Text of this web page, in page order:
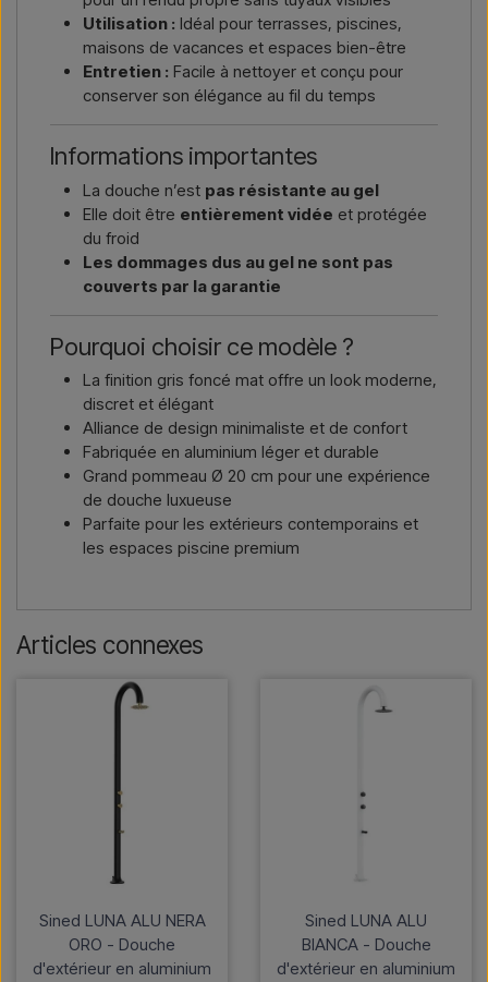
Utilisation : Idéal pour terrasses, piscines,
maisons de vacances et espaces bien-être
Entretien : Facile à nettoyer et conçu pour
conserver son élégance au fil du temps
Informations importantes
La douche n’est pas résistante au gel
Elle doit être entièrement vidée et protégée
du froid
Les dommages dus au gel ne sont pas
couverts par la garantie
Pourquoi choisir ce modèle ?
La finition gris foncé mat offre un look moderne,
discret et élégant
Alliance de design minimaliste et de confort
Fabriquée en aluminium léger et durable
Grand pommeau Ø 20 cm pour une expérience
de douche luxueuse
Parfaite pour les extérieurs contemporains et
les espaces piscine premium
Articles connexes
Sined LUNA ALU NERA
ORO - Douche
d'extérieur en aluminium
Sined LUNA ALU
BIANCA - Douche
d'extérieur en aluminium